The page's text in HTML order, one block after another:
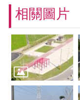
相關圖片